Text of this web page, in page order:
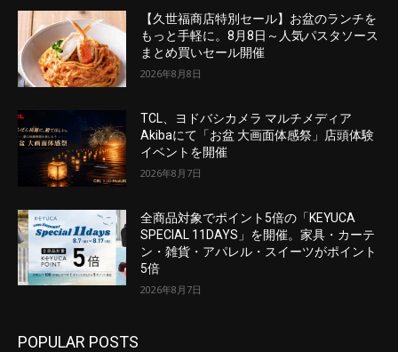
【久世福商店特別セール】お盆のランチを
もっと手軽に。8月8日～人気パスタソース
まとめ買いセール開催
2026年8月8日
TCL、ヨドバシカメラ マルチメディア
Akibaにて「お盆 大画面体感祭」店頭体験
イベントを開催
2026年8月7日
全商品対象でポイント5倍の「KEYUCA
SPECIAL 11DAYS」を開催。家具・カーテ
ン・雑貨・アパレル・スイーツがポイント
5倍
2026年8月7日
POPULAR POSTS